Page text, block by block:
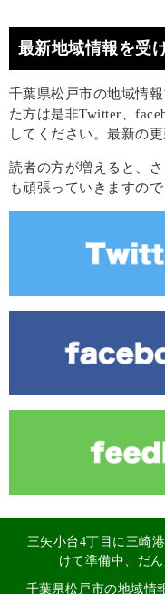
最新地域情報を受
千葉県松戸市の地域情
た方は是非Twitter、
してください。最新の
読者の方が増えると、
も頑張っていきますの
三矢小台4丁目に三崎
けて準備中、だ
千葉県松戸市の地域情